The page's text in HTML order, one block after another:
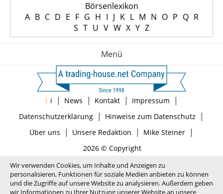
Börsenlexikon
A B C D E F G H I J K L M N O P Q R
S T U V W X Y Z
Menü
| i | News | Kontakt | Impressum |
Datenschutzerklärung| Hinweise zum Datenschutz |
Über uns | Unsere Redaktion | Mike Steiner|
2026 © Copyright
Wir verwenden Cookies, um Inhalte und Anzeigen zu
personalisieren, Funktionen für soziale Medien anbieten zu können
und die Zugriffe auf unsere Website zu analysieren. Außerdem geben
wir Informationen zu Ihrer Nutzung unserer Website an unsere